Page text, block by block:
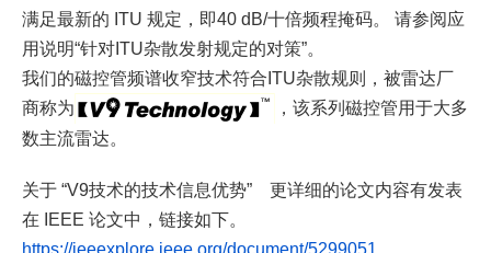
满足最新的 ITU 规定，即40 dB/十倍频程掩码。 请参阅应
用说明“针对ITU杂散发射规定的对策”。
我们的磁控管频谱收窄技术符合ITU杂散规则，被雷达厂
商称为
，该系列磁控管用于大多
数主流雷达。
关于 “V9技术的技术信息优势” 更详细的论文内容有发表
在 IEEE 论文中，链接如下。